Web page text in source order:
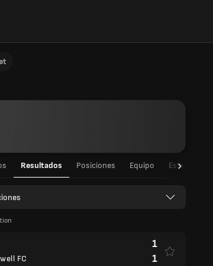
Resultados Posiciones Equipo Estadísticas
FC
1
1